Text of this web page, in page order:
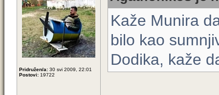
Pridružen/a: 30 svi 2009, 22:01
Postovi: 19722
Kaže Munira
bilo kao
Dodika, kaže